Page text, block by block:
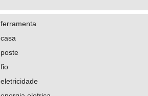
ferramenta
casa
poste
fio
eletricidade